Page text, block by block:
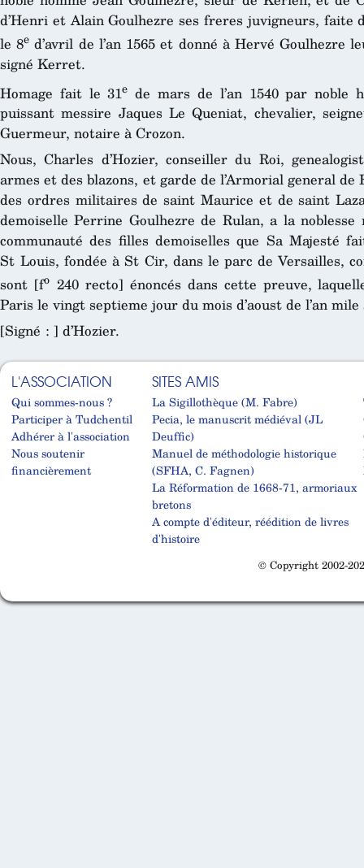
d’Henri et Alain Goulhezre ses freres juvigneurs, faite
le 8e d’avril de l’an 1565 et donné à Hervé Goulhezre
signé Kerret.
Homage fait le 31e de mars de l’an 1540 par noble
puissant messire Jaques Le Queniat, chevalier,
Guermeur, notaire à Crozon.
Nous, Charles d’Hozier, conseiller du Roi,
armes et des blazons, et garde de l’Armorial general
des ordres militaires de saint Maurice et de saint
demoiselle Perrine Goulhezre de Rulan, a la
communauté des filles demoiselles que Sa Majesté
St Louis, fondée à St Cir, dans le parc de Versailles,
sont [fo240 recto] énoncés dans cette preuve,
Paris le vingt septieme jour du mois d’aoust de l’an
[Signé : ] d’Hozier.
L'ASSOCIATION
Qui sommes-nous ?
Participer à Tudchentil
Adhérer à l'association
Nous soutenir
financièrement
SITES AMIS
La Sigillothèque (M. Fabre)
Pecia, le manuscrit médiéval (JL
Deuffic)
Manuel de méthodologie historique
(SFHA, C. Fagnen)
La Réformation de 1668-71, armoriaux
bretons
A compte d'éditeur, réédition de livres
d'histoire
© Copyright 2002-